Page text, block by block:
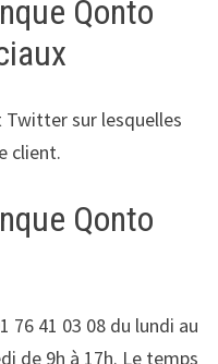
Qonto
Twitter sur lesquelles
client.
Qonto
76 41 03 08 du lundi au
de 9h à 17h. Le temps